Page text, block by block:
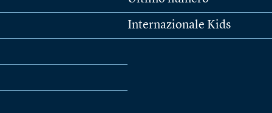
Internazionale Kids